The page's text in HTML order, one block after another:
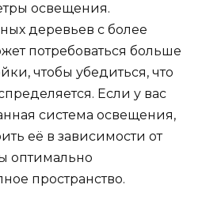
освещения.
деревьев с более
потребоваться больше
чтобы убедиться, что
Если у вас
система освещения,
её в зависимости от
оптимально
пространство.